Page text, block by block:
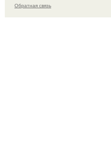
Обратная связь